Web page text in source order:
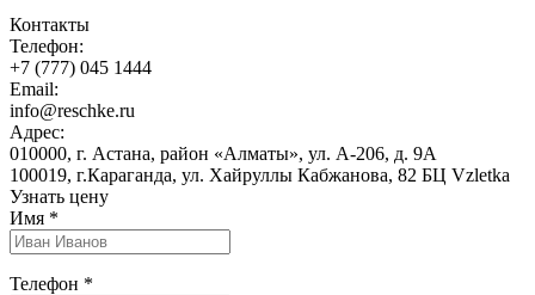
Контакты
Телефон:
+7 (777) 045 1444
Email:
info@reschke.ru
Адрес:
010000, г. Астана, район «Алматы», ул. А-206, д. 9А
100019, г.Караганда, ул. Хайруллы Кабжанова, 82 БЦ Vzletka
Узнать цену
Имя *
Телефон *